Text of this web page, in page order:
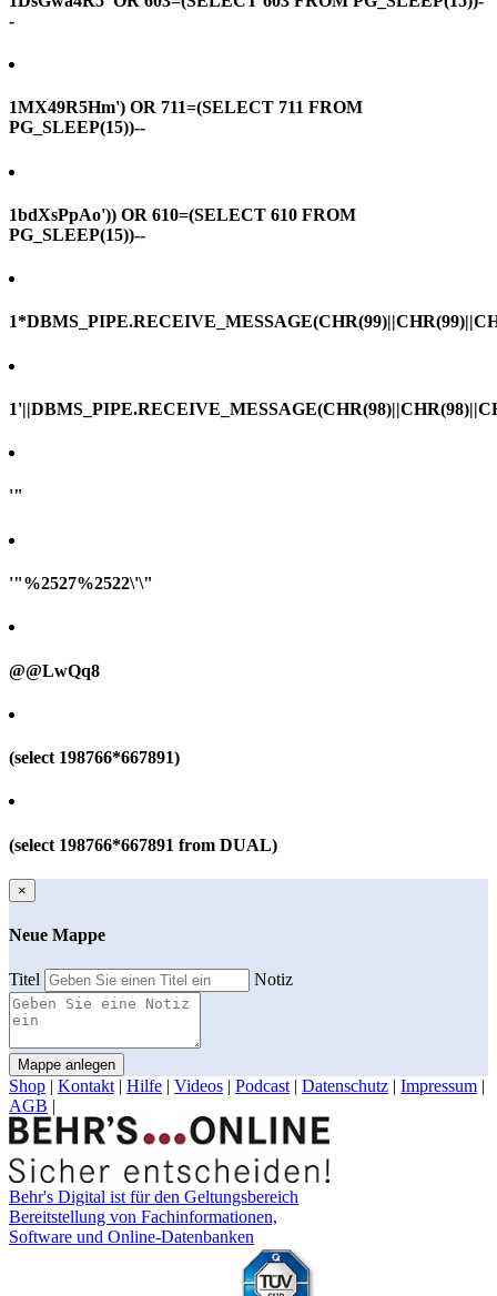
-
1MX49R5Hm') OR 711=(SELECT 711 FROM
PG_SLEEP(15))--
1bdXsPpAo')) OR 610=(SELECT 610 FROM
PG_SLEEP(15))--
'"
'"%2527%2522\'\"
@@LwQq8
(select 198766*667891)
(select 198766*667891 from DUAL)
×
Neue Mappe
Titel Notiz
Mappe anlegen
Shop | Kontakt | Hilfe | Videos | Podcast | Datenschutz | Impressum |
AGB |
Behr's Digital ist für den Geltungsbereich
Bereitstellung von Fachinformationen,
Software und Online-Datenbanken